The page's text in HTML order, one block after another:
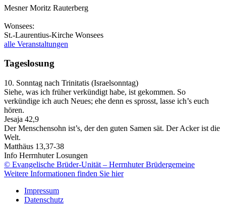
Mesner Moritz Rauterberg
Wonsees:
St.-Laurentius-Kirche Wonsees
alle Veranstaltungen
Tageslosung
10. Sonntag nach Trinitatis (Israelsonntag)
Siehe, was ich früher verkündigt habe, ist gekommen. So
verkündige ich auch Neues; ehe denn es sprosst, lasse ich’s euch
hören.
Jesaja 42,9
Der Menschensohn ist’s, der den guten Samen sät. Der Acker ist die
Welt.
Matthäus 13,37-38
Info Herrnhuter Losungen
© Evangelische Brüder-Unität – Herrnhuter Brüdergemeine
Weitere Informationen finden Sie hier
Impressum
Datenschutz